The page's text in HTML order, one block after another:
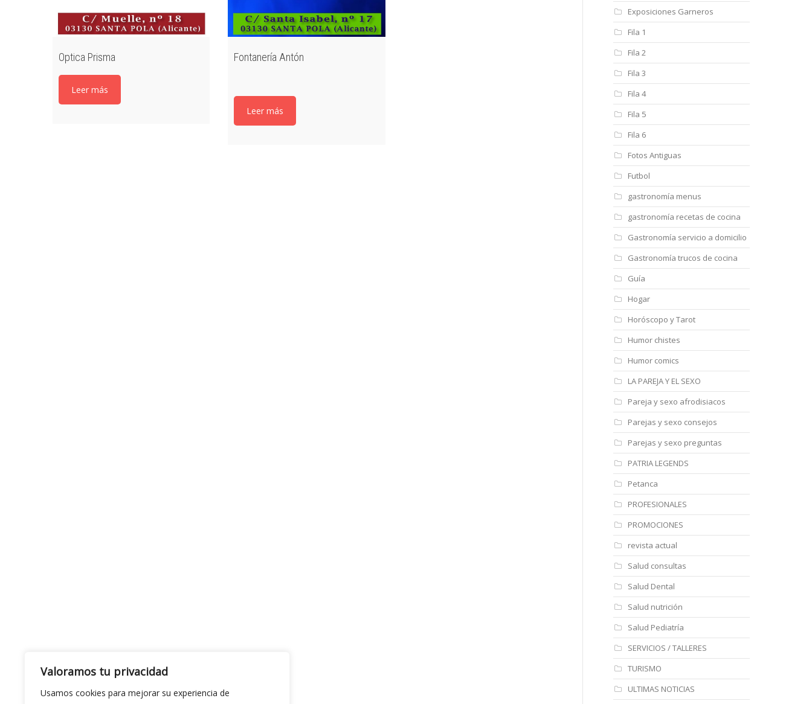
Valoramos tu privacidad
Usamos cookies para mejorar su experiencia de
Optica Prisma
Leer más
Fontanería Antón
Leer más
Exposiciones Garneros
Fila 1
Fila 2
Fila 3
Fila 4
Fila 5
Fila 6
Fotos Antiguas
Futbol
gastronomía menus
gastronomía recetas de cocina
Gastronomía servicio a domicilio
Gastronomía trucos de cocina
Guía
Hogar
Horóscopo y Tarot
Humor chistes
Humor comics
LA PAREJA Y EL SEXO
Pareja y sexo afrodisiacos
Parejas y sexo consejos
Parejas y sexo preguntas
PATRIA LEGENDS
Petanca
PROFESIONALES
PROMOCIONES
revista actual
Salud consultas
Salud Dental
Salud nutrición
Salud Pediatría
SERVICIOS / TALLERES
TURISMO
ULTIMAS NOTICIAS